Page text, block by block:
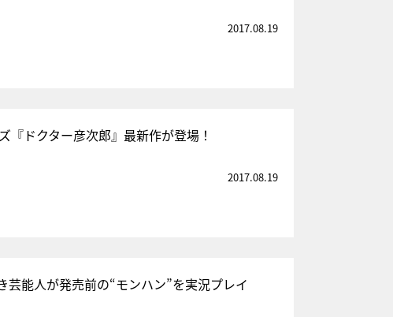
2017.08.19
『ドクター彦次郎』最新作が登場！
2017.08.19
能人が発売前の“モンハン”を実況プレイ